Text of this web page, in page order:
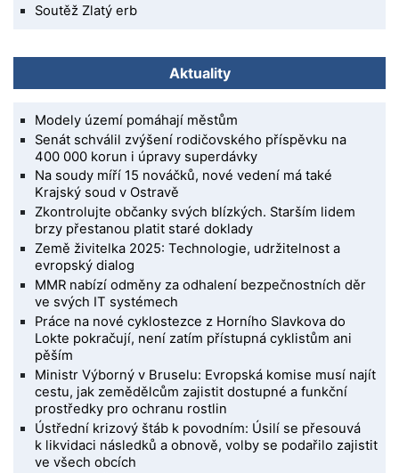
Soutěž Zlatý erb
Aktuality
Modely území pomáhají městům
Senát schválil zvýšení rodičovského příspěvku na
400 000 korun i úpravy superdávky
Na soudy míří 15 nováčků, nové vedení má také
Krajský soud v Ostravě
Zkontrolujte občanky svých blízkých. Starším lidem
brzy přestanou platit staré doklady
Země živitelka 2025: Technologie, udržitelnost a
evropský dialog
MMR nabízí odměny za odhalení bezpečnostních děr
ve svých IT systémech
Práce na nové cyklostezce z Horního Slavkova do
Lokte pokračují, není zatím přístupná cyklistům ani
pěším
Ministr Výborný v Bruselu: Evropská komise musí najít
cestu, jak zemědělcům zajistit dostupné a funkční
prostředky pro ochranu rostlin
Ústřední krizový štáb k povodním: Úsilí se přesouvá
k likvidaci následků a obnově, volby se podařilo zajistit
ve všech obcích